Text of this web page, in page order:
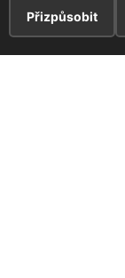
Přizpůsobit